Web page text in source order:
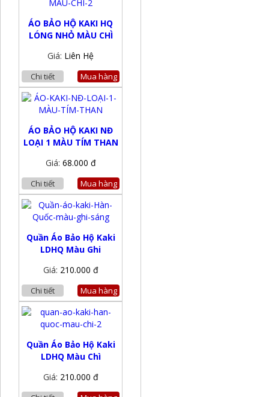
ÁO BẢO HỘ KAKI HQ
LÓNG NHỎ MÀU CHÌ
Giá: Liên Hệ
Chi tiết Mua hàng
ÁO BẢO HỘ KAKI NĐ
LOẠI 1 MÀU TÍM THAN
Giá: 68.000 đ
Chi tiết Mua hàng
Quần Áo Bảo Hộ Kaki
LDHQ Màu Ghi
Giá: 210.000 đ
Chi tiết Mua hàng
Quần Áo Bảo Hộ Kaki
LDHQ Màu Chì
Giá: 210.000 đ